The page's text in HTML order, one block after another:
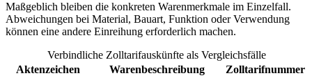
Maßgeblich bleiben die konkreten Warenmerkmale im Einzelfall.
Abweichungen bei Material, Bauart, Funktion oder Verwendung
können eine andere Einreihung erforderlich machen.
Verbindliche Zolltarifauskünfte als Vergleichsfälle
Aktenzeichen
Warenbeschreibung Zolltarifnummer